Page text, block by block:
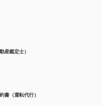
産鑑定士）
書（運転代行）